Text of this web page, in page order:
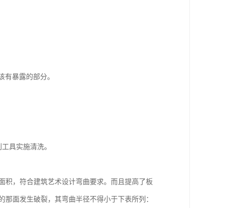
暴露的部分。
具实施清洗。
积，符合建筑艺术设计弯曲要求。而且提高了板
面发生破裂，其弯曲半径不得小于下表所列：